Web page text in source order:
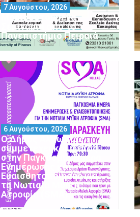
Μοριοδοτούμενα
Σεμινάρια από το
Πανεπιστήμιο Πειραιά
7 Αυγούστου, 2026
Ο Δήμος Αλμωπίας
συμμετέχει και φέτος
στην Παγκόσμια Ημέρα
Ενημέρωσης και
Ευαισθητοποίησης για
τη Νωτιαία Μυϊκή
Ατροφία (SMA)
6 Αυγούστου, 2026